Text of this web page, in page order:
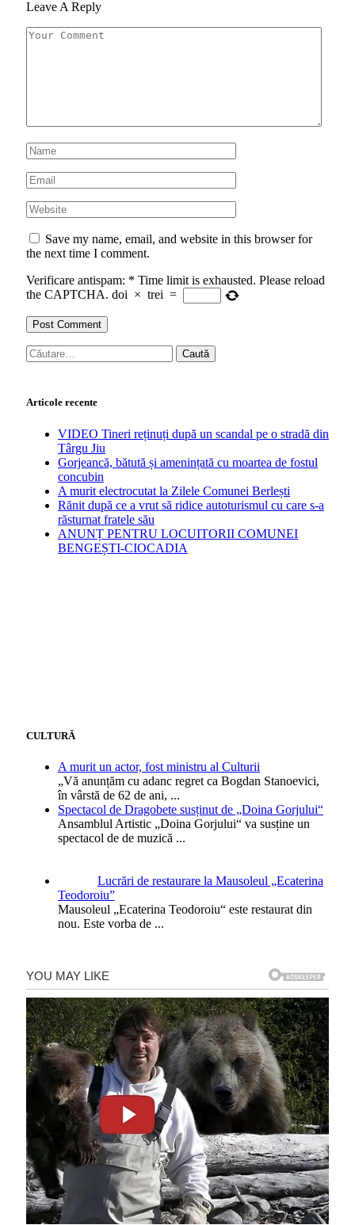
Leave A Reply
Save my name, email, and website in this browser for
the next time I comment.
Verificare antispam: * Time limit is exhausted. Please reload
the CAPTCHA. doi × trei =
Caută
după:
Articole recente
VIDEO Tineri reținuți după un scandal pe o stradă din
Târgu Jiu
Gorjeancă, bătută și amenințată cu moartea de fostul
concubin
A murit electrocutat la Zilele Comunei Berlești
Rănit după ce a vrut să ridice autoturismul cu care s-a
răsturnat fratele său
ANUNȚ PENTRU LOCUITORII COMUNEI
BENGEȘTI-CIOCADIA
CULTURĂ
A murit un actor, fost ministru al Culturii
„Vă anunțăm cu adanc regret ca Bogdan Stanoevici,
în vârstă de 62 de ani, ...
Spectacol de Dragobete susținut de „Doina Gorjului“
Ansamblul Artistic „Doina Gorjului“ va susține un
spectacol de de muzică ...
Lucrări de restaurare la Mausoleul „Ecaterina
Teodoroiu”
Mausoleul „Ecaterina Teodoroiu“ este restaurat din
nou. Este vorba de ...